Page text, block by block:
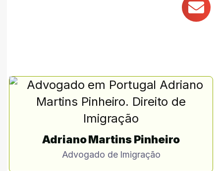
Adriano Martins Pinheiro
Advogado de Imigração